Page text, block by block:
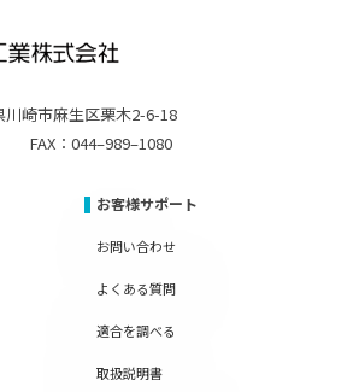
川崎市麻生区栗木2-6-18
FAX：044–989–1080
お客様サポート
お問い合わせ
よくある質問
適合を調べる
取扱説明書